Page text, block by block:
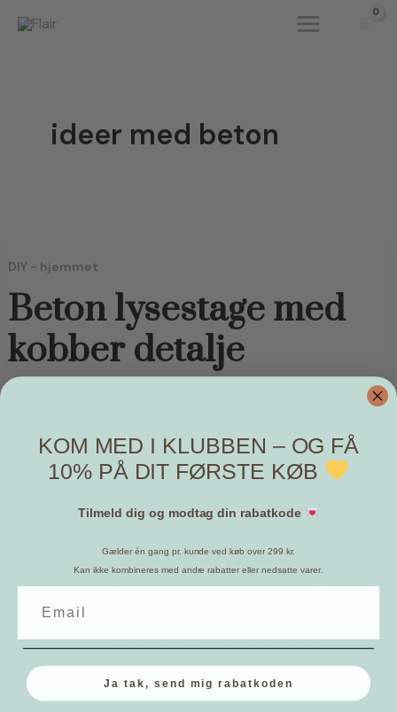
ideer med beton
DIY - hjemmet
Beton lysestage med
kobber detalje
Det behøver ikke at være hverken svært eller dyrt at lave
sin egen lysestage i beton. Læs med her, og se hvordan du
nemt laver din egen.
DIY - hjemmet
Sådan laver du rå
beton bogstaver – En
simpel trin-for-trin
guide
KOM MED I KLUBBEN – OG FÅ
10% PÅ DIT FØRSTE KØB
Tilmeld dig og modtag din rabatkode
Gælder én gang pr. kunde ved køb over 299 kr.
Kan ikke kombineres med andre rabatter eller nedsatte varer.
Ja tak, send mig rabatkoden